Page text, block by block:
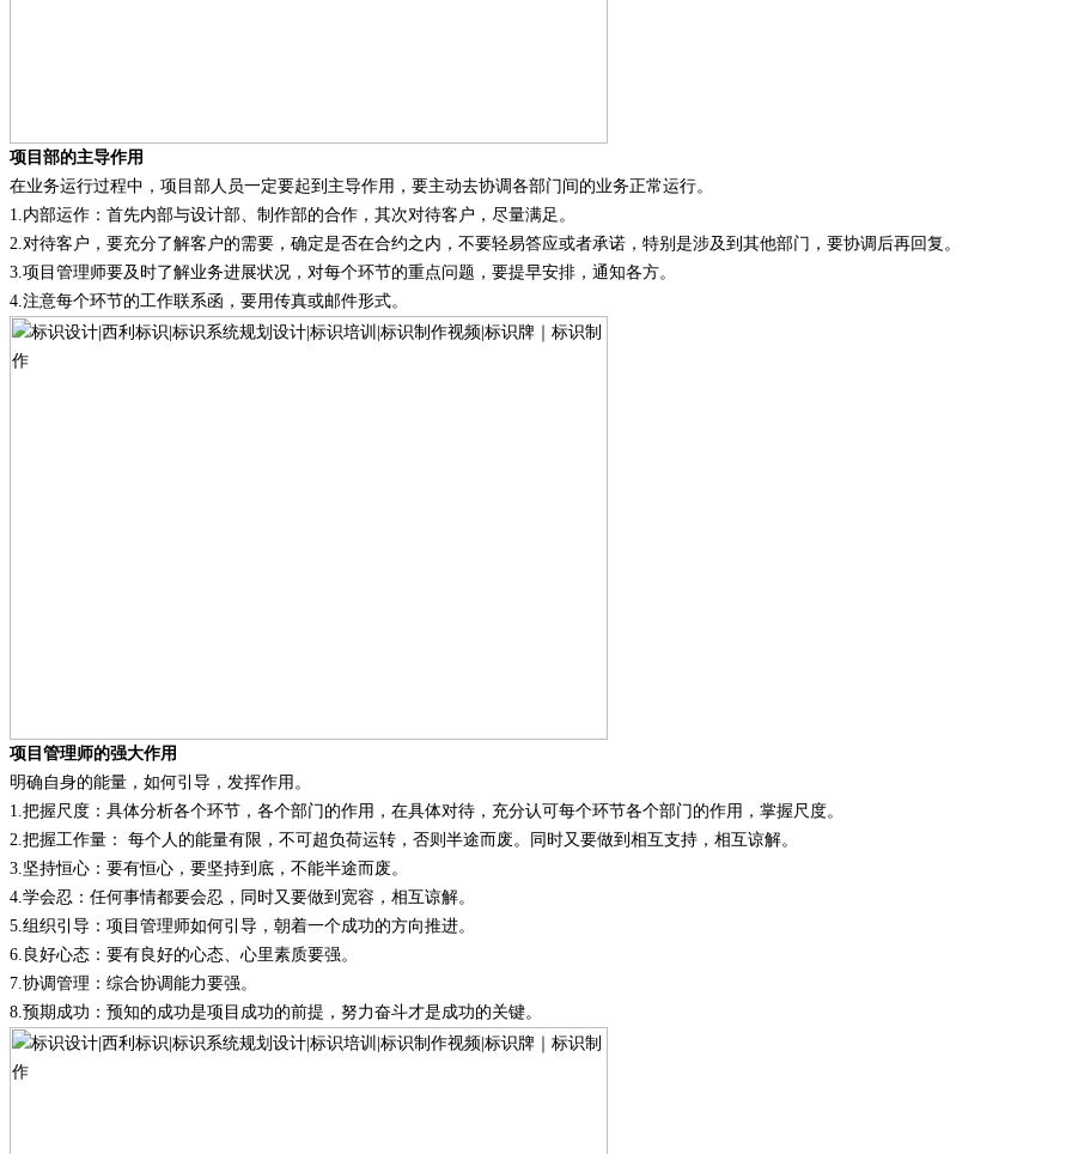
项目部的主导作用
在业务运行过程中，项目部人员一定要起到主导作用，要主动去协调各部门间的业务正常运行。
1. 内部运作 ： 首先内部与设计部、制作部的合作，其次对待客户，尽量满足。
2. 对待客户，要充分了解客户的需要，确定是否在合约之内，不要轻易答应或者承诺，特别是涉及到其他部门，要协调后再回复。
3. 项目管理师要及时了解业务进展状况，对每个环节的重点问题，要提早安排，通知各方。
4. 注意每个环节的工作联系函，要用传真或邮件形式。
项目管理师的强大作用
明确自身的能量，如何引导，发挥作用。
1. 把握尺 度： 具体分析各个环节，各个部门的作用，在具体对待，充分认可每个环节各个部门的作用，掌握尺度。
2. 把握工作量 ：
每个人的能量有限，不可超负荷运转，否则半途而废。同时又要做到相互支持，相互谅解。
3. 坚持恒心 ： 要有恒心，要坚持到底，不能半途而废。
4. 学会忍 ： 任何事情都要会忍，同时又要做到宽容，相互谅解。
5. 组织引导 ： 项目管理师如何引导，朝着一个成功的方向推进。
6. 良好心态 ： 要有良好的心态、心里素质要强 。
7. 协调管理 ： 综合协调能力要强 。
8. 预期成功 ： 预知的成功是项目成功的前提，努力奋斗才是成功的关键。